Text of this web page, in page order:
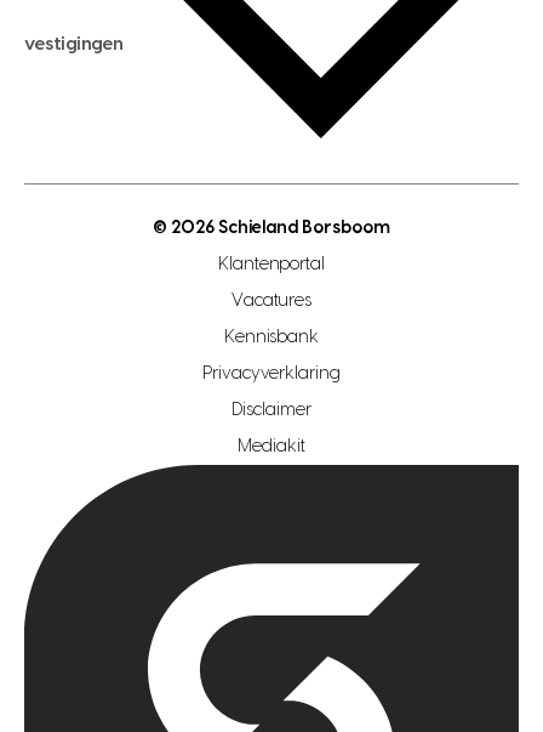
hypotheekadvies
maximale hypotheek berekenen
hypotheek bespaarcheck
gratis zoekprofiel aanmaken
open woningwaarde dag
vestigingen
makelaar regio zoetermeer
hypotheekshop regio den haag
hypotheekshop regio rotterdam
© 2026 Schieland Borsboom
Klantenportal
Vacatures
Kennisbank
Privacyverklaring
Disclaimer
Mediakit